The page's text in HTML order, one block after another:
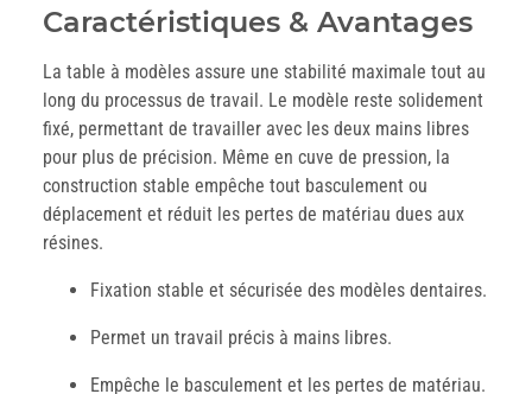
Caractéristiques & Avantages
La table à modèles assure une stabilité maximale tout au
long du processus de travail. Le modèle reste solidement
fixé, permettant de travailler avec les deux mains libres
pour plus de précision. Même en cuve de pression, la
construction stable empêche tout basculement ou
déplacement et réduit les pertes de matériau dues aux
résines.
Fixation stable et sécurisée des modèles dentaires.
Permet un travail précis à mains libres.
Empêche le basculement et les pertes de matériau.